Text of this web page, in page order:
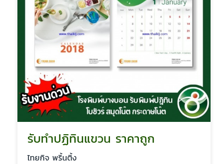
รับทำปฏิทินแขวน ราคาถูก
ไทยกิจ พริ้นติ้ง